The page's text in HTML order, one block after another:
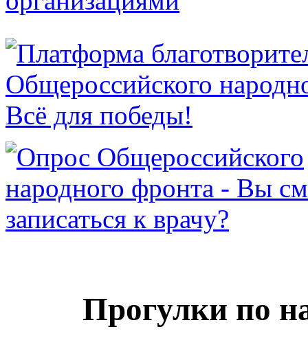
Прогулки по